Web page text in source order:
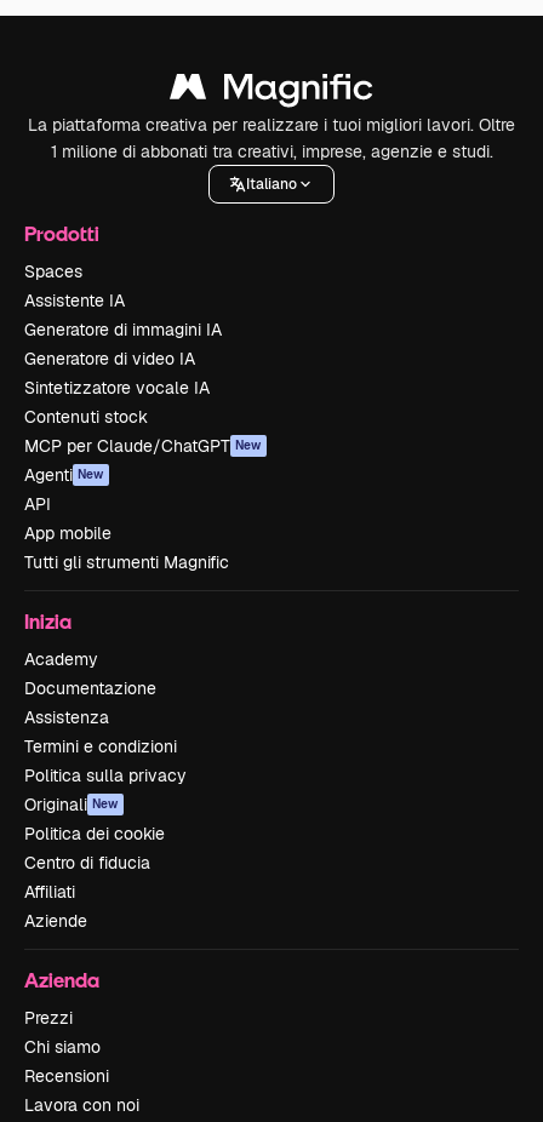
La piattaforma creativa per realizzare i tuoi migliori lavori. Oltre
1 milione di abbonati tra creativi, imprese, agenzie e studi.
Italiano
Prodotti
Spaces
Assistente IA
Generatore di immagini IA
Generatore di video IA
Sintetizzatore vocale IA
Contenuti stock
MCP per Claude/ChatGPT New
Agenti New
API
App mobile
Tutti gli strumenti Magnific
Inizia
Academy
Documentazione
Assistenza
Termini e condizioni
Politica sulla privacy
Originali New
Politica dei cookie
Centro di fiducia
Affiliati
Aziende
Azienda
Prezzi
Chi siamo
Recensioni
Lavora con noi